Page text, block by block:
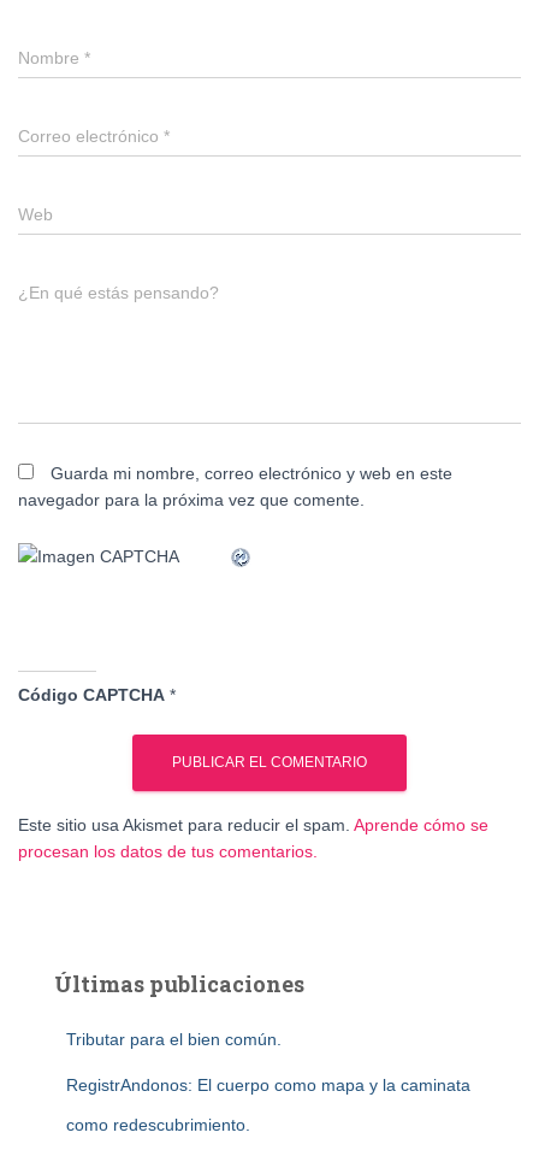
Nombre *
Correo electrónico *
Web
¿En qué estás pensando?
Guarda mi nombre, correo electrónico y web en este
navegador para la próxima vez que comente.
Código CAPTCHA *
Este sitio usa Akismet para reducir el spam. Aprende cómo se
procesan los datos de tus comentarios.
Últimas publicaciones
Tributar para el bien común.
RegistrAndonos: El cuerpo como mapa y la caminata
como redescubrimiento.